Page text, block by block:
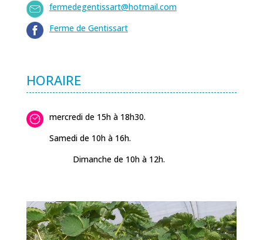
fermedegentissart@hotmail.com
Ferme de Gentissart
HORAIRE
mercredi de 15h à 18h30.
Samedi de 10h à 16h.
Dimanche de 10h à 12h.